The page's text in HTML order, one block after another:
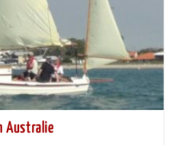
Australie